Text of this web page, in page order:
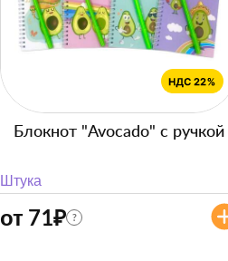
Блокнот "Avocado" с ручкой
Штука
от 71₽ ?